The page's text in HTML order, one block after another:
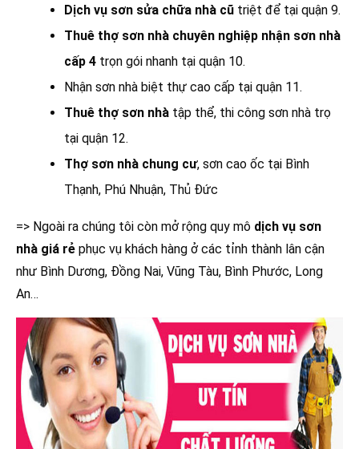
Dịch vụ sơn sửa chữa nhà cũ triệt để tại quận 9.
Thuê thợ sơn nhà chuyên nghiệp nhận sơn nhà
cấp 4 trọn gói nhanh tại quận 10.
Nhận sơn nhà biệt thự cao cấp tại quận 11.
Thuê thợ sơn nhà tập thể, thi công sơn nhà trọ
tại quận 12.
Thợ sơn nhà chung cư, sơn cao ốc tại Bình
Thạnh, Phú Nhuận, Thủ Đức
=> Ngoài ra chúng tôi còn mở rộng quy mô dịch vụ sơn
nhà giá rẻ phục vụ khách hàng ở các tỉnh thành lân cận
như Bình Dương, Đồng Nai, Vũng Tàu, Bình Phước, Long
An…